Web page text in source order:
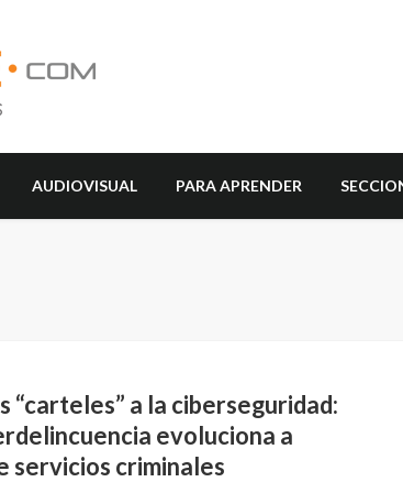
AUDIOVISUAL PARA APRENDER
“carteles” a la ciberseguridad:
evoluciona a
servicios criminales